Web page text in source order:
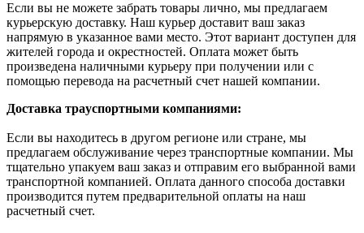
Если вы не можете забрать товары лично, мы предлагаем
курьерскую доставку. Наш курьер доставит ваш заказ
напрямую в указанное вами место. Этот вариант доступен для
жителей города и окрестностей. Оплата может быть
произведена наличными курьеру при получении или с
помощью перевода на расчетный счет нашей компании.
Доставка траyспортными компаниями:
Если вы находитесь в другом регионе или стране, мы
предлагаем обслуживание через транспортные компании. Мы
тщательно упакуем ваш заказ и отправим его выбранной вами
транспортной компанией. Оплата данного способа доставки
производится путем предварительной оплаты на наш
расчетный счет.